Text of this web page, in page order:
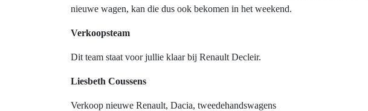
nieuwe wagen, kan die dus ook bekomen in het weekend.
Verkoopsteam
Dit team staat voor jullie klaar bij Renault Decleir.
Liesbeth Coussens
Verkoop nieuwe Renault, Dacia, tweedehandswagens